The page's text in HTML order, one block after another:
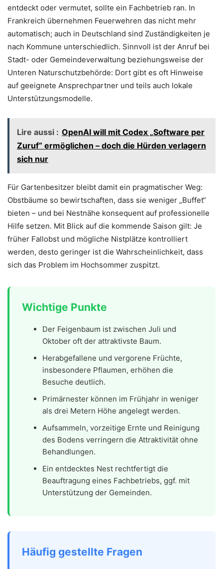
entdeckt oder vermutet, sollte ein Fachbetrieb ran. In
Frankreich übernehmen Feuerwehren das nicht mehr
automatisch; auch in Deutschland sind Zuständigkeiten je
nach Kommune unterschiedlich. Sinnvoll ist der Anruf bei
Stadt- oder Gemeindeverwaltung beziehungsweise der
Unteren Naturschutzbehörde: Dort gibt es oft Hinweise
auf geeignete Ansprechpartner und teils auch lokale
Unterstützungsmodelle.
Lire aussi : OpenAI will mit Codex „Software per
Zuruf“ ermöglichen – doch die Hürden verlagern
sich nur
Für Gartenbesitzer bleibt damit ein pragmatischer Weg:
Obstbäume so bewirtschaften, dass sie weniger „Buffet“
bieten – und bei Nestnähe konsequent auf professionelle
Hilfe setzen. Mit Blick auf die kommende Saison gilt: Je
früher Fallobst und mögliche Nistplätze kontrolliert
werden, desto geringer ist die Wahrscheinlichkeit, dass
sich das Problem im Hochsommer zuspitzt.
Wichtige Punkte
Der Feigenbaum ist zwischen Juli und
Oktober oft der attraktivste Baum.
Herabgefallene und vergorene Früchte,
insbesondere Pflaumen, erhöhen die
Besuche deutlich.
Primärnester können im Frühjahr in weniger
als drei Metern Höhe angelegt werden.
Aufsammeln, vorzeitige Ernte und Reinigung
des Bodens verringern die Attraktivität ohne
Behandlungen.
Ein entdecktes Nest rechtfertigt die
Beauftragung eines Fachbetriebs, ggf. mit
Unterstützung der Gemeinden.
Häufig gestellte Fragen